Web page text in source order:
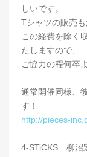
しいです。
Tシャツの販売も
この経費を除く
たしますので、
ご協力の程何卒
通常開催同様、
す！
http://pieces-
4-STiCKS 柳沼